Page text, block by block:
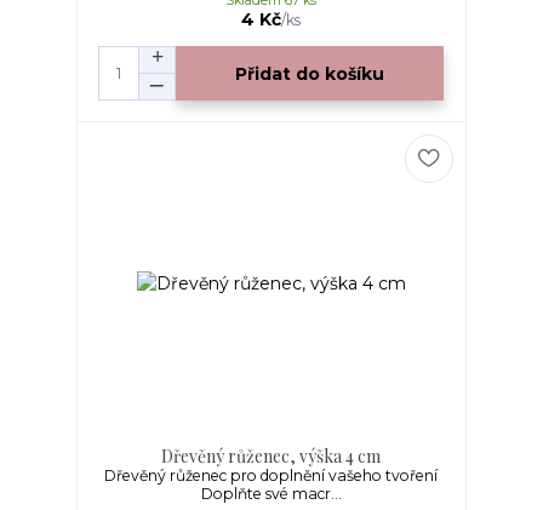
4 Kč/ks
Přidat do košíku
Dřevěný růženec, výška 4 cm
Dřevěný růženec pro doplnění vašeho tvoření
Doplňte své macr...